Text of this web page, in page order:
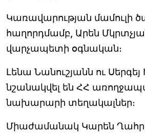
Կառավարության մամուլի
հաղորդմամբ, Արեն
վարչապետի օգնական։
Լենա Նանուշյանն ու
նշանակվել են ՀՀ
նախարարի տեղակալներ։
Միաժամանակ Կարեն